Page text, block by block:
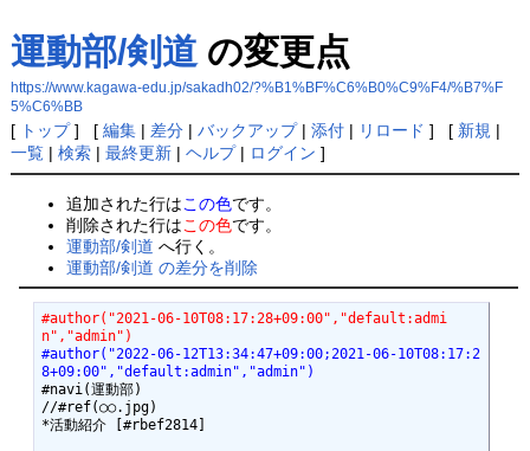
運動部/剣道 の変更点
https://www.kagawa-edu.jp/sakadh02/?%B1%BF%C6%B0%C9%F4/%B7%F
5%C6%BB
[ トップ] [ 編集| 差分| バックアップ| 添付| リロード ] [ 新規 |
一覧| 検索| 最終更新| ヘルプ| ログイン ]
追加された行はこの色です。
削除された行はこの色です。
運動部/剣道 へ行く。
運動部/剣道 の差分を削除
#author("2021-06-10T08:17:28+09:00","default:admi
n","admin")
#author("2022-06-12T13:34:47+09:00;2021-06-10T08:17:2
8+09:00","default:admin","admin")
#navi(運動部)
//#ref(○○.jpg)
*活動紹介 [#rbef2814]